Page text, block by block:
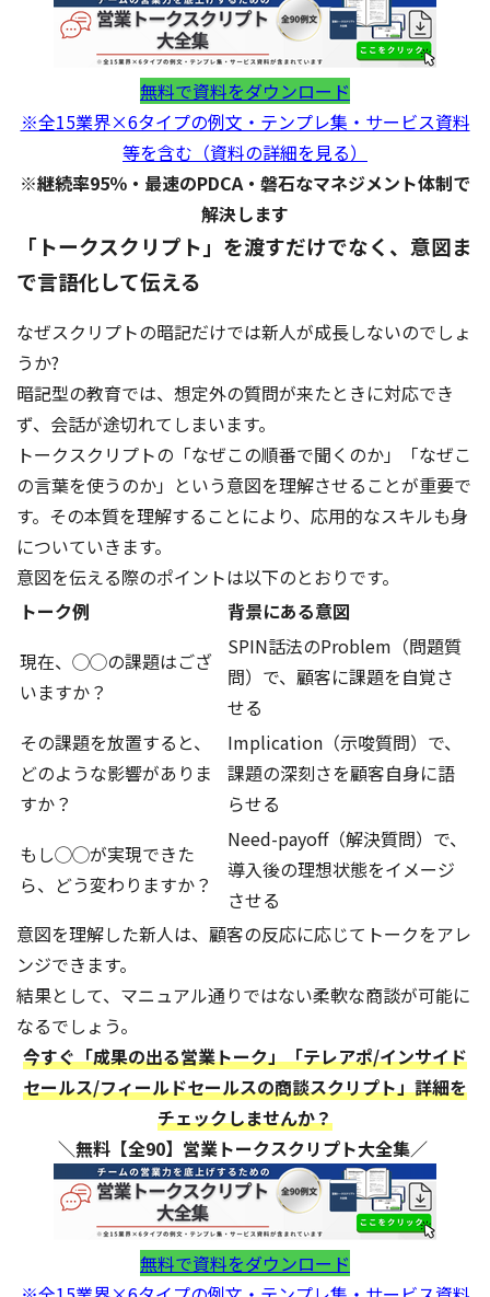
無料で資料をダウンロード
※全15業界×6タイプの例文・テンプレ集・サービス資料
等を含む（資料の詳細を見る）
※継続率95％・最速のPDCA・磐石なマネジメント体制で
解決します
「トークスクリプト」を渡すだけでなく、意図ま
で言語化して伝える
なぜスクリプトの暗記だけでは新人が成長しないのでしょ
うか?
暗記型の教育では、想定外の質問が来たときに対応でき
ず、会話が途切れてしまいます。
トークスクリプトの「なぜこの順番で聞くのか」「なぜこ
の言葉を使うのか」という意図を理解させることが重要で
す。その本質を理解することにより、応用的なスキルも身
についていきます。
意図を伝える際のポイントは以下のとおりです。
トーク例
背景にある意図
現在、◯◯の課題はござ
いますか？
SPIN話法のProblem（問題質
問）で、顧客に課題を自覚さ
せる
その課題を放置すると、
どのような影響がありま
すか？
Implication（示唆質問）で、
課題の深刻さを顧客自身に語
らせる
もし◯◯が実現できた
ら、どう変わりますか？
Need-payoff（解決質問）で、
導入後の理想状態をイメージ
させる
意図を理解した新人は、顧客の反応に応じてトークをアレ
ンジできます。
結果として、マニュアル通りではない柔軟な商談が可能に
なるでしょう。
今すぐ「成果の出る営業トーク」「テレアポ/インサイド
セールス/フィールドセールスの商談スクリプト」詳細を
チェックしませんか？
＼無料【全90】営業トークスクリプト大全集／
無料で資料をダウンロード